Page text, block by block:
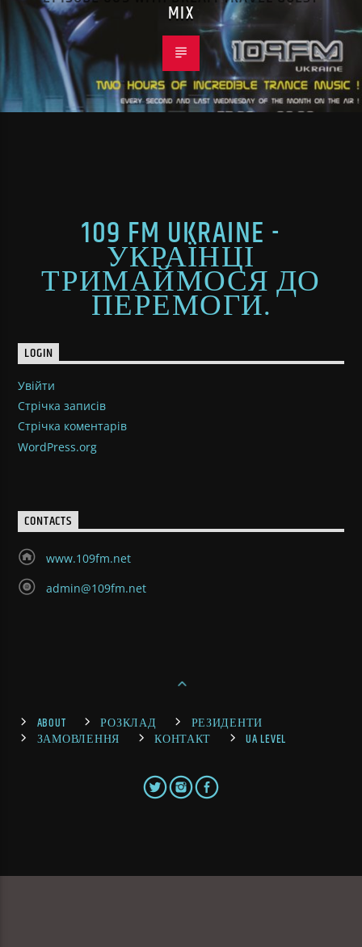
MIX
109 FM UKRAINE -
УКРАЇНЦІ
ТРИМАЙМОСЯ ДО
ПЕРЕМОГИ.
LOGIN
Увійти
Стрічка записів
Стрічка коментарів
WordPress.org
CONTACTS
www.109fm.net
admin@109fm.net
ABOUT РОЗКЛАД
РЕЗИДЕНТИ
ЗАМОВЛЕННЯ
КОНТАКТ UA LEVEL